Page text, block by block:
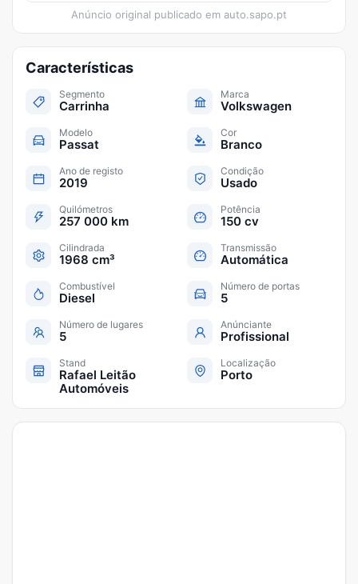
Anúncio original publicado em auto.sapo.pt
Características
Segmento
Carrinha
Marca
Volkswagen
Modelo
Passat
Cor
Branco
Ano de registo
2019
Condição
Usado
Quilómetros
257 000 km
Potência
150 cv
Cilindrada
1968 cm³
Transmissão
Automática
Combustível
Diesel
Número de portas
5
Número de lugares
5
Anúnciante
Profissional
Stand
Rafael Leitão
Automóveis
Localização
Porto